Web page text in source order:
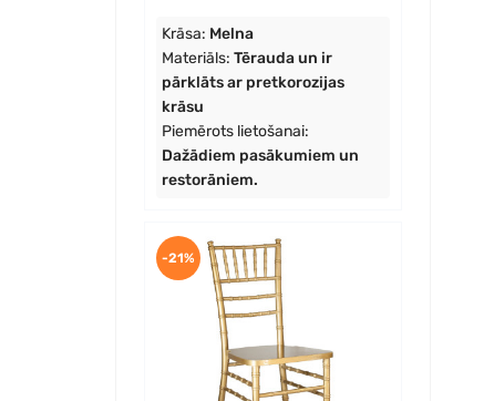
Krāsa: Melna
Materiāls: Tērauda un ir
pārklāts ar pretkorozijas
krāsu
Piemērots lietošanai:
Dažādiem pasākumiem un
restorāniem.
-21%